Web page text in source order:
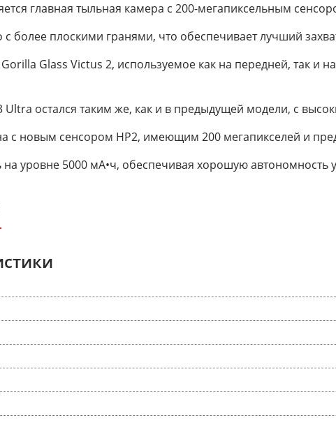
главная тыльная камера с 200-мегапиксельным
с более плоскими гранями, что обеспечивает лучший
Glass Victus 2, используемое как на передней, так
Ultra остался таким же, как и в предыдущей модели, с
с новым сенсором HP2, имеющим 200 мегапикселей и
на уровне 5000 мА•ч, обеспечивая хорошую автономность